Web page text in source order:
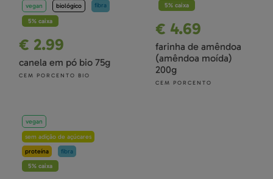
vegan biológico
fibra
5% caixa
€ 2.99
canela em pó bio 75g
CEM PORCENTO BIO
5% caixa
€ 4.69
farinha de amêndoa
(amêndoa moída)
200g
CEM PORCENTO
vegan
sem adição de açúcares
proteína
fibra
5% caixa